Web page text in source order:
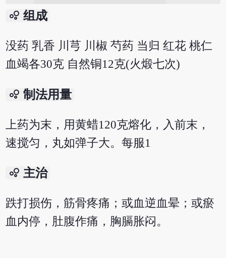
bubble_chart 组成
没药 乳香 川芎 川椒 芍药 当归 红花 桃仁
血竭各30克 自然铜12克(火煅七次)
bubble_chart 制法用量
上药为末，用黄蜡120克熔化，入前末，
速搅匀，丸如弹子大。每服1
bubble_chart 主治
跌打损伤，筋骨疼痛；或血逆血晕；或瘀
血内停，肚腹作痛，胸膈胀闷。